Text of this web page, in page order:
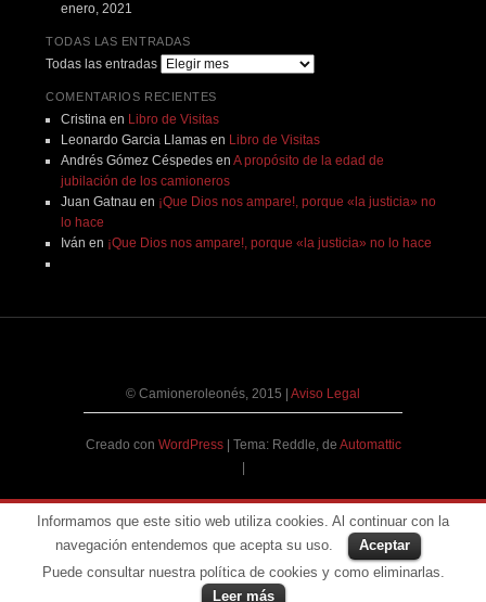
enero, 2021
TODAS LAS ENTRADAS
Todas las entradas
COMENTARIOS RECIENTES
Cristinaen Libro de Visitas
Leonardo Garcia Llamasen Libro de Visitas
Andrés Gómez Céspedesen A propósito de la edad de
jubilación de los camioneros
Juan Gatnau en ¡Que Dios nos ampare!, porque «la justicia» no
lo hace
Iván en ¡Que Dios nos ampare!, porque «la justicia» no lo hace
© Camioneroleonés, 2015 | Aviso Legal
Creado con WordPress Tema: Reddle, de Automattic
Informamos que este sitio web utiliza cookies. Al continuar con la
navegación entendemos que acepta su uso.
Aceptar
Puede consultar nuestra política de cookies y como eliminarlas.
Leer más